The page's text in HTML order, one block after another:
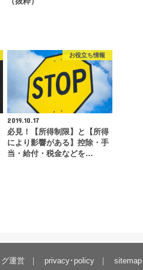
お役立ち情報
2019.10.17
必見！【所得制限】と【所得
により影響がある】控除・手
当・給付・税金などを…
運営 privacy･policy sitemap